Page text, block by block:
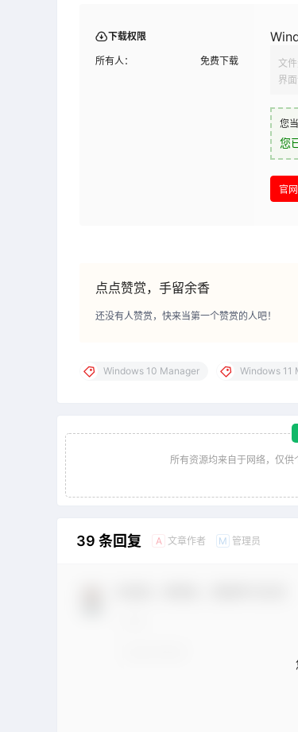
下载权限
所有人： 免费下载 文件
界面
您
您
官网
点点赞赏，手留余香
还没有人赞赏，快来当第一个赞赏的人吧！
Windows 10 Manager Windows 11
所有资源均来自于网络，仅供
39 条回复 A 文章作者 M 管理员